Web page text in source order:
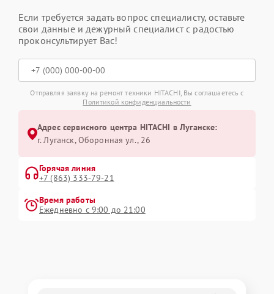
Если требуется задать вопрос специалисту, оставьте
свои данные и дежурный специалист с радостью
проконсультирует Вас!
Отправляя заявку на ремонт техники HITACHI, Вы соглашаетесь с
Политикой конфиденциальности
Адрес сервисного центра HITACHI в Луганске:
г. Луганск, Оборонная ул., 26
Горячая линия
+7 (863) 333-79-21
Время работы
Ежедневно с 9:00 до 21:00